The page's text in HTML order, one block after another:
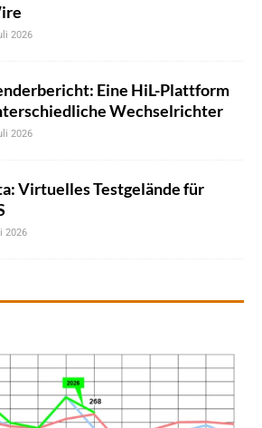
2026
Eine HiL-Plattform
Wechselrichter
2026
Virtuelles Testgelände für
2026